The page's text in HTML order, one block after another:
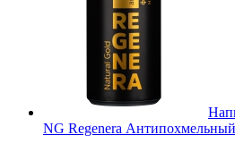
NG Regenera